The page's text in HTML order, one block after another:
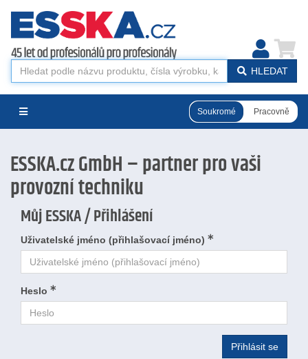
HLEDAT
Soukromé Pracovně
ESSKA.cz GmbH – partner pro vaši
provozní techniku
Login
Password
Můj ESSKA / Přihlášení
Uživatelské jméno (přihlašovací jméno)
Heslo
Přihlásit se